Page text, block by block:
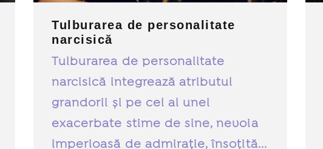
Tulburarea de personalitate
narcisică
Tulburarea de personalitate
narcisică integrează atributul
grandorii și pe cel al unei
exacerbate stime de sine, nevoia
imperioasă de admirație, însoțită...